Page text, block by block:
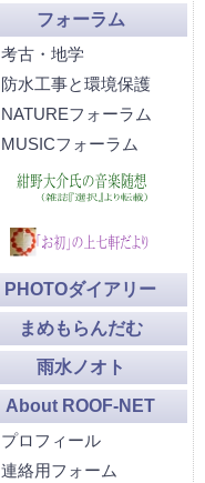
フォーラム
考古・地学
防水工事と環境保護
NATUREフォーラム
MUSICフォーラム
PHOTOダイアリー
まめもらんだむ
雨水ノオト
About ROOF-NET
プロフィール
連絡用フォーム